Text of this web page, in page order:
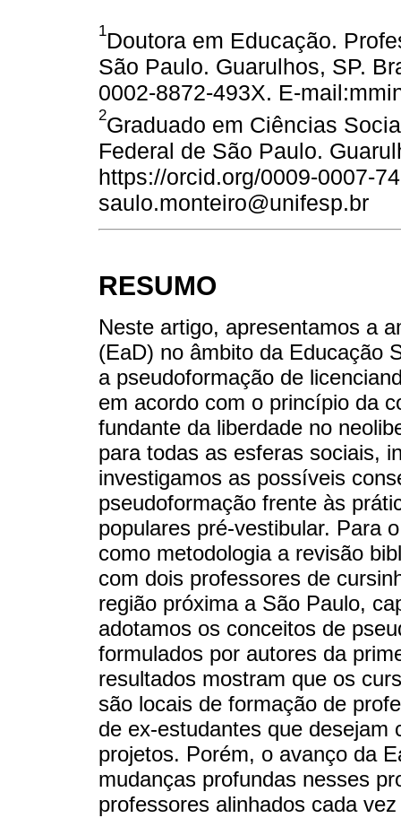
1Doutora em Educação.
São Paulo. Guarulhos, SP.
0002-8872-493X. E-
2Graduado em Ciências
Federal de São Paulo.
https://orcid.org/0009-0007-
saulo.monteiro@unifesp.br
RESUMO
Neste artigo, apresentamos a
(EaD) no âmbito da Educação
a pseudoformação de
em acordo com o princípio da
fundante da liberdade no
para todas as esferas sociais,
investigamos as possíveis
pseudoformação frente às
populares pré-vestibular. Para
como metodologia a revisão
com dois professores de
região próxima a São Paulo,
adotamos os conceitos de
formulados por autores da
resultados mostram que os
são locais de formação de
de ex-estudantes que desejam
projetos. Porém, o avanço da
mudanças profundas nesses
professores alinhados cada